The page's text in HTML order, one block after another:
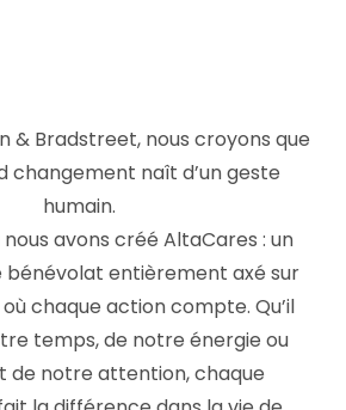
& Bradstreet, nous croyons que
changement naît d’un geste
humain.
nous avons créé AltaCares : un
entièrement axé sur
chaque action compte. Qu’il
temps, de notre énergie ou
de notre attention, chaque